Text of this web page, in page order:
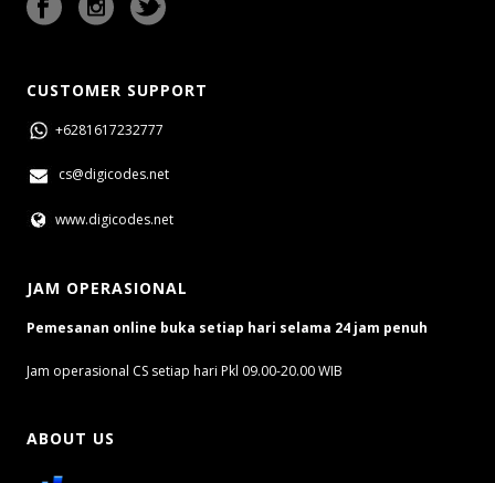
CUSTOMER SUPPORT
+6281617232777
cs@digicodes.net
www.digicodes.net
JAM OPERASIONAL
Pemesanan online buka setiap hari selama 24 jam penuh
Jam operasional CS setiap hari Pkl 09.00-20.00 WIB
ABOUT US